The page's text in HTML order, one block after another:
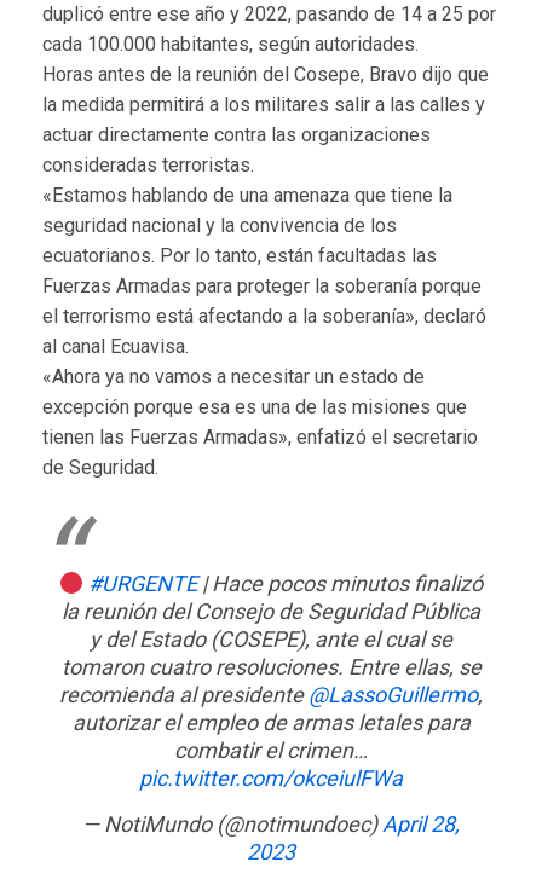
duplicó entre ese año y 2022, pasando de 14 a 25 por
cada 100.000 habitantes, según autoridades.
Horas antes de la reunión del Cosepe, Bravo dijo que
la medida permitirá a los militares salir a las calles y
actuar directamente contra las organizaciones
consideradas terroristas.
«Estamos hablando de una amenaza que tiene la
seguridad nacional y la convivencia de los
ecuatorianos. Por lo tanto, están facultadas las
Fuerzas Armadas para proteger la soberanía porque
el terrorismo está afectando a la soberanía», declaró
al canal Ecuavisa.
«Ahora ya no vamos a necesitar un estado de
excepción porque esa es una de las misiones que
tienen las Fuerzas Armadas», enfatizó el secretario
de Seguridad.
#URGENTE| Hace pocos minutos finalizó
la reunión del Consejo de Seguridad Pública
y del Estado (COSEPE), ante el cual se
tomaron cuatro resoluciones. Entre ellas, se
recomienda al presidente@LassoGuillermo,
autorizar el empleo de armas letales para
combatir el crimen…
pic.twitter.com/okceiulFWa
— NotiMundo (@notimundoec)April 28,
2023